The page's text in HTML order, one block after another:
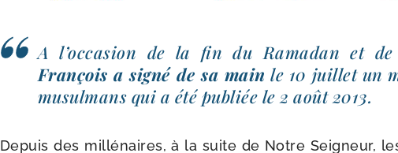
A l’oc­ca­sion de la fin du Ramadan et
François a signé de sa main le 10 juillet un
musul­mans qui a été publiée le 2 août 2013.
Depuis des mil­lé­naires, à la suite de Notre Seigneur,